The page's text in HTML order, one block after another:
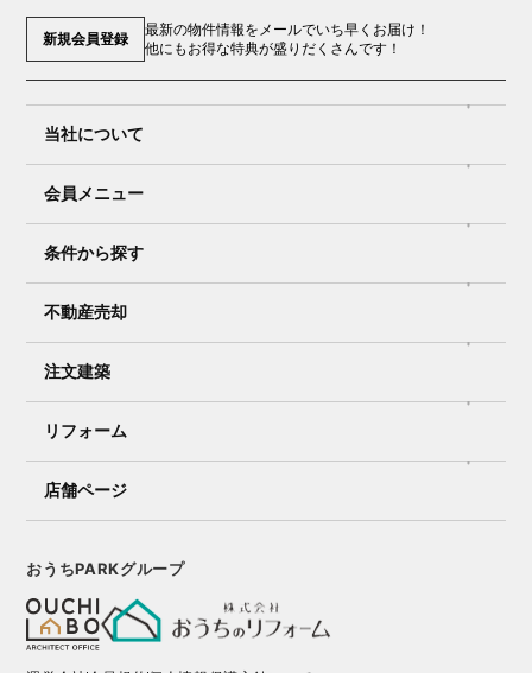
新規会員登録
最新の物件情報をメールでいち早くお届け！
他にもお得な特典が盛りだくさんです！
当社について
会員メニュー
条件から探す
不動産売却
注文建築
リフォーム
店舗ページ
おうちPARKグループ